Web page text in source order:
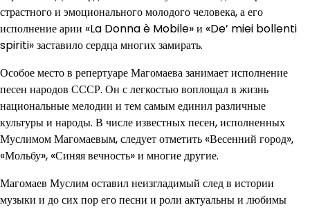
страстного и эмоционального молодого человека, а его
исполнение арии «La Donna è Mobile» и «De’ miei bollenti
spiriti» заставило сердца многих замирать.
Особое место в репертуаре Магомаева занимает исполнение
песен народов СССР. Он с легкостью воплощал в жизнь
национальные мелодии и тем самым единил различные
культуры и народы. В числе известных песен, исполненных
Муслимом Магомаевым, следует отметить «Весенний город»,
«Мольбу», «Синяя вечность» и многие другие.
Магомаев Муслим оставил неизгладимый след в истории
музыки и до сих пор его песни и роли актуальны и любимы